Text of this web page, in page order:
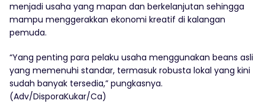
menjadi usaha yang mapan dan berkelanjutan sehingga
mampu menggerakkan ekonomi kreatif di kalangan
pemuda.
“Yang penting para pelaku usaha menggunakan beans asli
yang memenuhi standar, termasuk robusta lokal yang kini
sudah banyak tersedia,” pungkasnya.
(Adv/DisporaKukar/Ca)